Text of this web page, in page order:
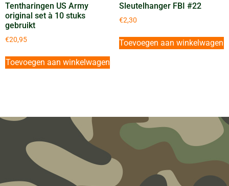
Tentharingen US Army
original set à 10 stuks
gebruikt
€20,95
Toevoegen aan winkelwagen
Sleutelhanger FBI #22
€2,30
Toevoegen aan winkelwagen